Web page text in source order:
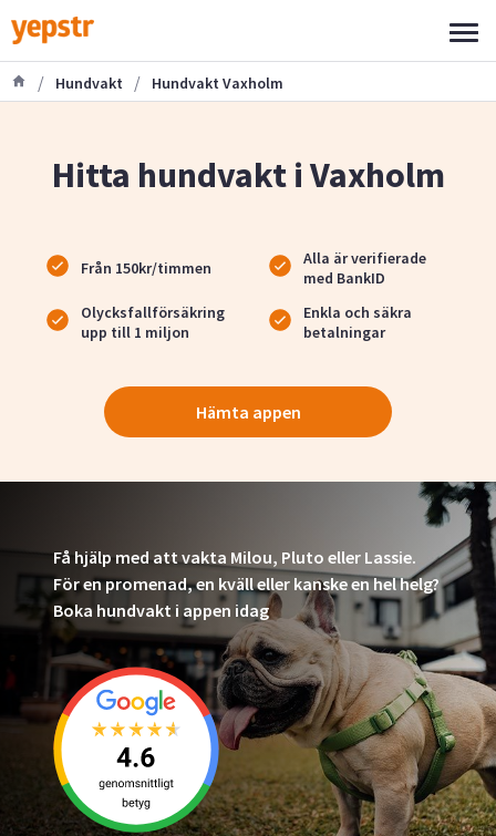
/ Hundvakt / Hundvakt Vaxholm
Hitta hundvakt i Vaxholm
Från 150kr/timmen
Alla är verifierade
med BankID
Olycksfallförsäkring
upp till 1 miljon
Enkla och säkra
betalningar
Hämta appen
Få hjälp med att vakta Milou, Pluto eller Lassie.
För en promenad, en kväll eller kanske en hel helg?
Boka hundvakt i appen idag